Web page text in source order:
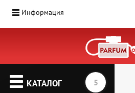
Информация
КАТАЛОГ